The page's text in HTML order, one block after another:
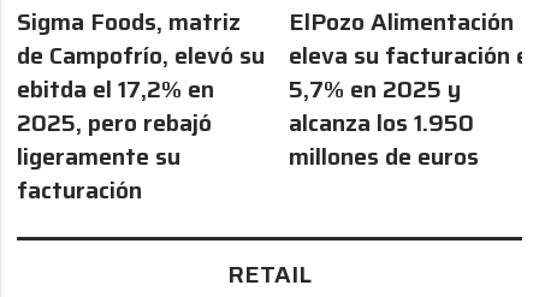
Sigma Foods, matriz
de Campofrío, elevó su
ebitda el 17,2% en
2025, pero rebajó
ligeramente su
facturación
ElPozo Alimentación
eleva su facturación el
5,7% en 2025 y
alcanza los 1.950
millones de euros
RETAIL